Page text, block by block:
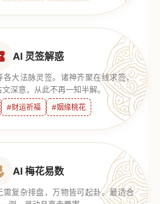
AI 灵签解惑
各大法脉灵签。诸神齐聚在线求签，
深意，从此不再一知半解。
#财运祈福 #姻缘桃花
AI 梅花易数
复杂排盘，万物皆可起卦。最适合